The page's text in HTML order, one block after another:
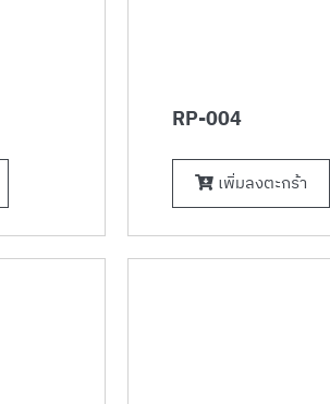
RP-004
เพิ่มลงตะกร้า